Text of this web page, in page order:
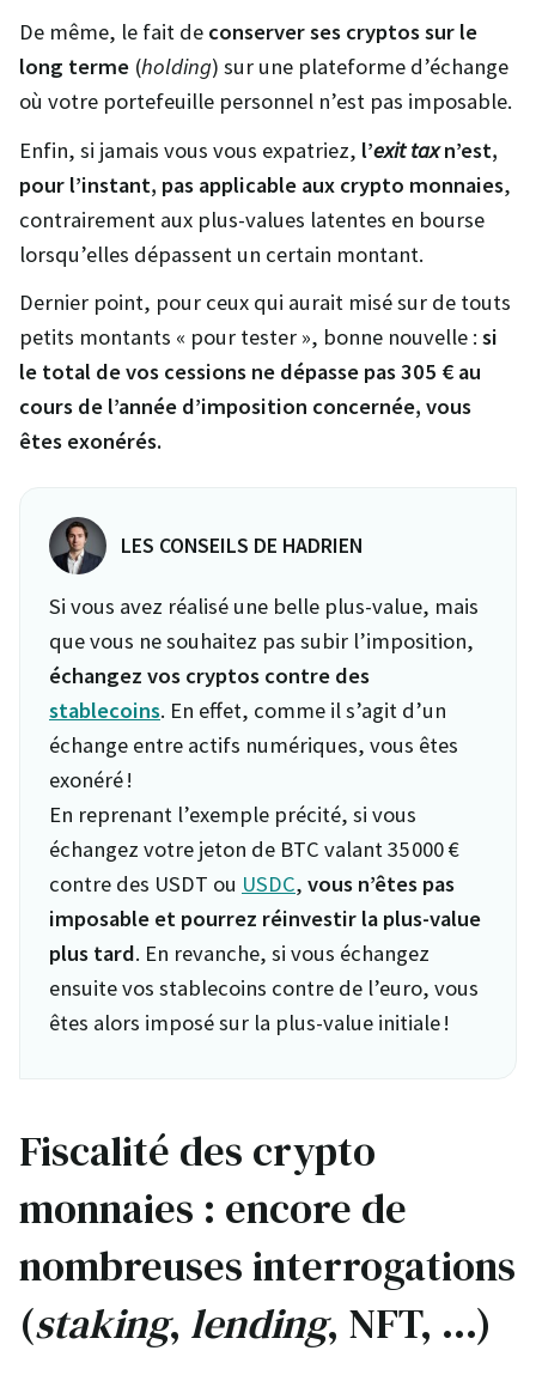
De même, le fait de conserver ses cryptos sur le
long terme (holding) sur une plateforme d’échange
où votre portefeuille personnel n’est pas imposable.
Enfin, si jamais vous vous expatriez, l’exit taxn’est,
pour l’instant, pas applicable aux crypto monnaies,
contrairement aux plus-values latentes en bourse
lorsqu’elles dépassent un certain montant.
Dernier point, pour ceux qui aurait misé sur de touts
petits montants « pour tester », bonne nouvelle : si
le total de vos cessions ne dépasse pas 305 € au
cours de l’année d’imposition concernée, vous
êtes exonérés.
LES CONSEILS DE HADRIEN
Si vous avez réalisé une belle plus-value, mais
que vous ne souhaitez pas subir l’imposition,
échangez vos cryptos contre des
stablecoins. En effet, comme il s’agit d’un
échange entre actifs numériques, vous êtes
exonéré !
En reprenant l’exemple précité, si vous
échangez votre jeton de BTC valant 35 000 €
contre des USDT ou USDC, vous n’êtes pas
imposable et pourrez réinvestir la plus-value
plus tard. En revanche, si vous échangez
ensuite vos stablecoins contre de l’euro, vous
êtes alors imposé sur la plus-value initiale !
Fiscalité des crypto
monnaies : encore de
nombreuses interrogations
(staking, lending, NFT, …)